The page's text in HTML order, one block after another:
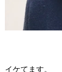
イケてます。